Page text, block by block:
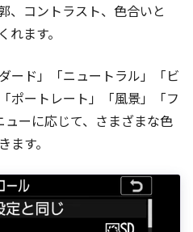
、コントラスト、色合いと
ます。
ード」「ニュートラル」「ビ
ポートレート」「風景」「フ
ーに応じて、さまざまな色
す。